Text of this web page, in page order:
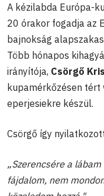
A kézilabda Európa-
20 órakor fogadja az
bajnokság
Több hónapos
irányítója, Csörgő
kupamérkőzésen tért
eperjesiekre készül.
Csörgő így
„Szerencsére a
fájdalom, nem